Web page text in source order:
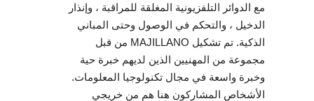
مع الدوائر التلفزيونية المغلقة للمراقبة ، وإنذار
الدخيل ، والتحكم في الوصول وحتى المباني
الذكية. تم تشكيل MAJILLANO من قبل
مجموعة من المهنيين الذين لديهم خبرة حية
وخبرة واسعة في مجال تكنولوجيا المعلومات.
الأشخاص المشاركون هنا هم من خريجي